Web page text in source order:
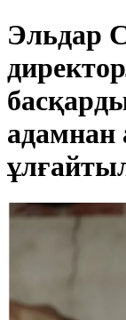
Эльдар
адамнан